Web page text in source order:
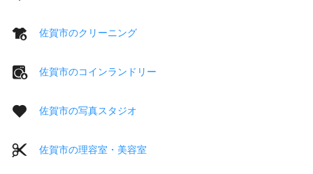
佐賀市のクリーニング
佐賀市のコインランドリー
佐賀市の写真スタジオ
佐賀市の理容室・美容室